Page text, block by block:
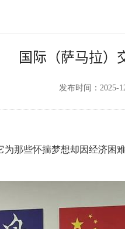
国际（萨马拉）
发布时间：2025-
那些怀揣梦想却因经济